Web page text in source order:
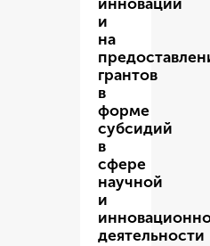
и
на
грантов
в
форме
субсидий
в
сфере
научной
и
деятельности